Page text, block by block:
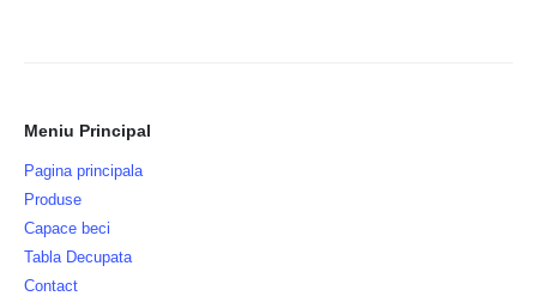
Meniu Principal
Pagina principala
Produse
Capace beci
Tabla Decupata
Contact